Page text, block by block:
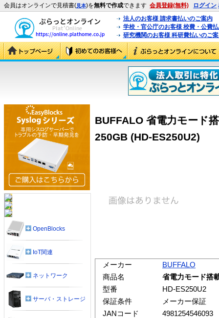
会員はオンラインで見積書(見本)を無料で作成できます 会員登録(無料) ログイン
法人のお客様 請求書払いのご案内
学校・官公庁のお客様 校費・公費
研究機関のお客様 科研費払いのご
BUFFALO 省電力モード
250GB (HD-ES250U2)
メーカー
BUFFALO
商品名
省電力モード搭
型番
HD-ES250U2
保証条件
メーカー保証
JANコード
4981254546093
OpenBlocks
IoT関連
ネットワーク
サーバ・ストレージ